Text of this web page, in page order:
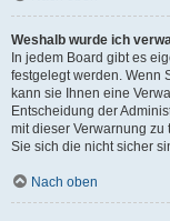
Weshalb wurde ich
In jedem Board gibt es
festgelegt werden. Wenn
kann sie Ihnen eine
Entscheidung der
mit dieser Verwarnung zu
Sie sich die nicht sicher
Nach oben